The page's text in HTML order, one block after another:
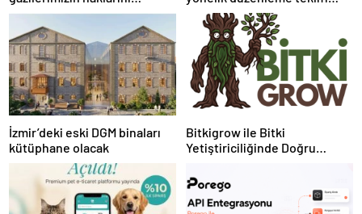
güçlendiren yeni bir dönemin
kapılarını aralıyoruz”
Meclis’te kabul edildi
İzmir’deki eski DGM binaları
kütüphane olacak
Bitkigrow ile Bitki
Yetiştiriciliğinde Doğru